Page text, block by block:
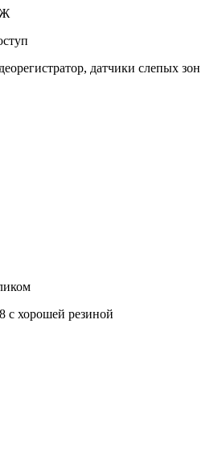
датчики слепых зон
с хорошей резиной